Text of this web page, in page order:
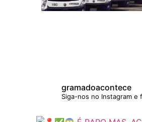
gramadoacontece
Siga-nos no Instagram